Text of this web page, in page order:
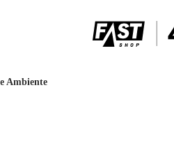
Ambiente